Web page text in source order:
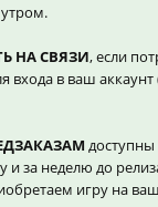
НА СВЯЗИ, если
входа в ваш
доступны
и за неделю до
игру на